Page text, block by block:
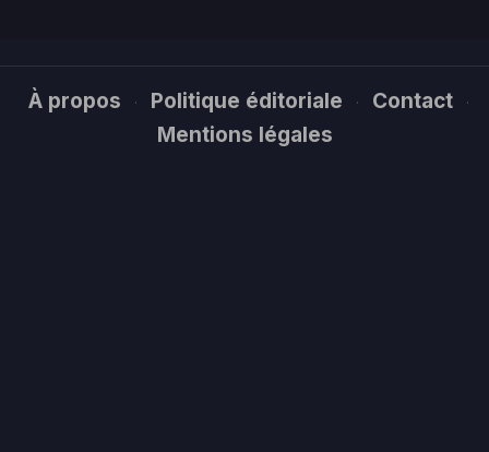
À propos · Politique éditoriale · Contact ·
Mentions légales